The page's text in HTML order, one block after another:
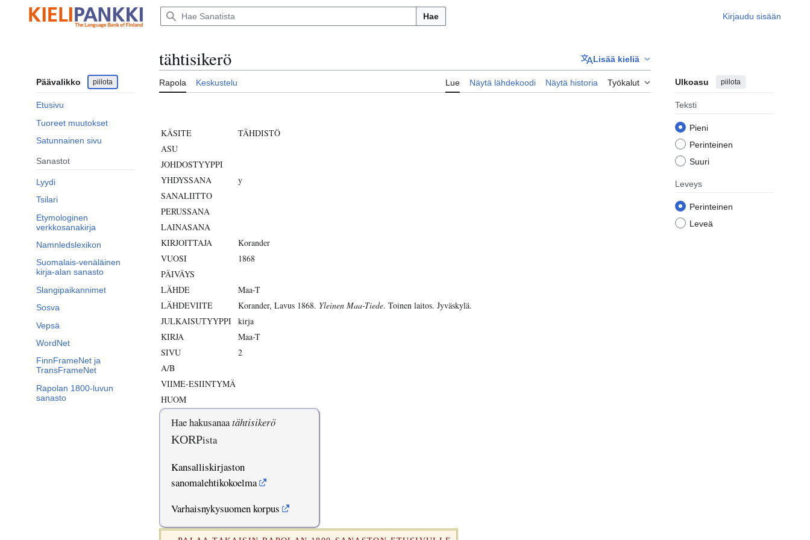
sisältöön
Hae Kirjaudu sisään
Päävalikko piilota
Etusivu
Tuoreet muutokset
Satunnainen sivu
Sanastot
Lyydi
Tsilari
Etymologinen
verkkosanakirja
Namnledslexikon
Suomalais-venäläinen
kirja-alan sanasto
Slangipaikannimet
Sosva
Vepsä
WordNet
FinnFrameNet ja
TransFrameNet
Rapolan 1800-luvun
sanasto
tähtisikerö Lisää kieliä
Rapola Keskustelu Lue Näytä lähdekoodi Näytä historia Työkalut Ulkoasu piilota
Teksti
Pieni
Perinteinen
Suuri
Leveys
Perinteinen
Leveä
KÄSITE
TÄHDISTÖ
ASU
JOHDOSTYYPPI
YHDYSSANA
y
SANALIITTO
PERUSSANA
LAINASANA
KIRJOITTAJA
Korander
VUOSI
1868
PÄIVÄYS
LÄHDE
Maa-T
LÄHDEVIITE
Korander, Lavus 1868. Yleinen Maa-Tiede. Toinen laitos. Jyväskylä.
JULKAISUTYYPPI kirja
KIRJA
Maa-T
SIVU
2
A/B
VIIME-ESIINTYMÄ
HUOM
Hae hakusanaatähtisikerö
KORPista
Kansalliskirjaston
sanomalehtikokoelma
Varhaisnykysuomen korpus